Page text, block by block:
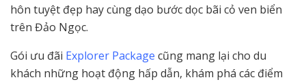
hôn tuyệt đẹp hay cùng dạo bước dọc bãi cỏ ven biển
trên Đảo Ngọc.
Gói ưu đãi Explorer Package cũng mang lại cho du
khách những hoạt động hấp dẫn, khám phá các điểm